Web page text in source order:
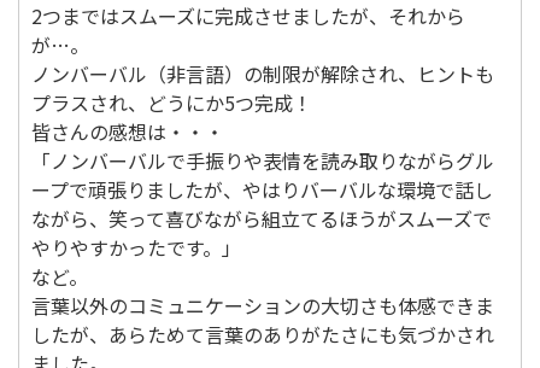
2つまではスムーズに完成させましたが、それから
が…。
ノンバーバル（非言語）の制限が解除され、ヒントも
プラスされ、どうにか5つ完成！
皆さんの感想は・・・
「ノンバーバルで手振りや表情を読み取りながらグル
ープで頑張りましたが、やはりバーバルな環境で話し
ながら、笑って喜びながら組立てるほうがスムーズで
やりやすかったです。」
など。
言葉以外のコミュニケーションの大切さも体感できま
したが、あらためて言葉のありがたさにも気づかされ